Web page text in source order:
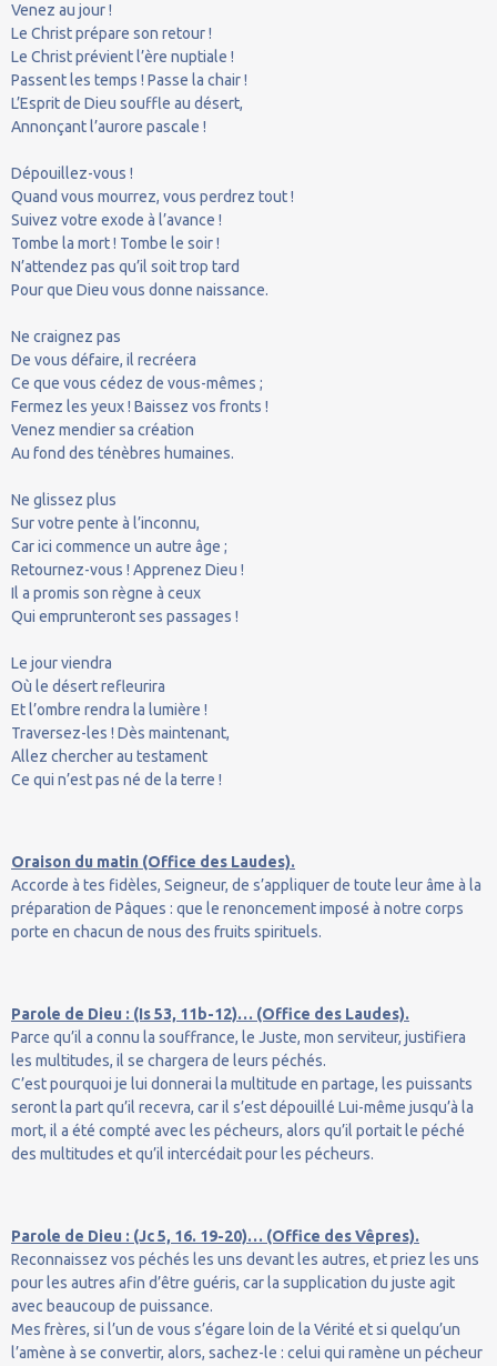
Venez au jour !
Le Christ prépare son retour !
Le Christ prévient l’ère nuptiale !
Passent les temps ! Passe la chair !
L’Esprit de Dieu souffle au désert,
Annonçant l’aurore pascale !
Dépouillez-vous !
Quand vous mourrez, vous perdrez tout !
Suivez votre exode à l’avance !
Tombe la mort ! Tombe le soir !
N’attendez pas qu’il soit trop tard
Pour que Dieu vous donne naissance.
Ne craignez pas
De vous défaire, il recréera
Ce que vous cédez de vous-mêmes ;
Fermez les yeux ! Baissez vos fronts !
Venez mendier sa création
Au fond des ténèbres humaines.
Ne glissez plus
Sur votre pente à l’inconnu,
Car ici commence un autre âge ;
Retournez-vous ! Apprenez Dieu !
Il a promis son règne à ceux
Qui emprunteront ses passages !
Le jour viendra
Où le désert refleurira
Et l’ombre rendra la lumière !
Traversez-les ! Dès maintenant,
Allez chercher au testament
Ce qui n’est pas né de la terre !
Oraison du matin (Office des Laudes).
Accorde à tes fidèles, Seigneur, de s’appliquer de toute leur âme à la
préparation de Pâques : que le renoncement imposé à notre corps
porte en chacun de nous des fruits spirituels.
Parole de Dieu : (Is 53, 11b-12)… (Office des Laudes).
Parce qu’il a connu la souffrance, le Juste, mon serviteur, justifiera
les multitudes, il se chargera de leurs péchés.
C’est pourquoi je lui donnerai la multitude en partage, les puissants
seront la part qu’il recevra, car il s’est dépouillé Lui-même jusqu’à la
mort, il a été compté avec les pécheurs, alors qu’il portait le péché
des multitudes et qu’il intercédait pour les pécheurs.
Parole de Dieu : (Jc 5, 16. 19-20)… (Office des Vêpres).
Reconnaissez vos péchés les uns devant les autres, et priez les uns
pour les autres afin d’être guéris, car la supplication du juste agit
avec beaucoup de puissance.
Mes frères, si l’un de vous s’égare loin de la Vérité et si quelqu’un
l’amène à se convertir, alors, sachez-le : celui qui ramène un pécheur